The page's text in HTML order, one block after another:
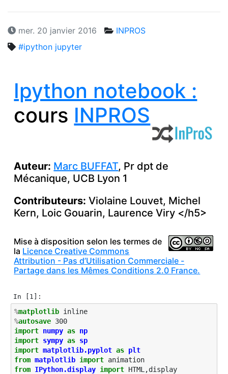
mer. 20 janvier 2016
INPROS
#ipython jupyter
Ipython notebook :
cours INPROS
Auteur: Marc BUFFAT, Pr dpt de
Mécanique, UCB Lyon 1
Contributeurs:Violaine Louvet, Michel
Kern, Loic Gouarin, Laurence Viry </h5>
Mise à disposition selon les termes de
la Licence Creative Commons
Attribution - Pas d’Utilisation Commerciale -
Partage dans les Mêmes Conditions 2.0 France.
In [1]:
%matplotlib
%autosave
import numpy as np
import sympy as sp
import matplotlib.pyplot as plt
from matplotlib import animation
from IPython.display import HTML ,display